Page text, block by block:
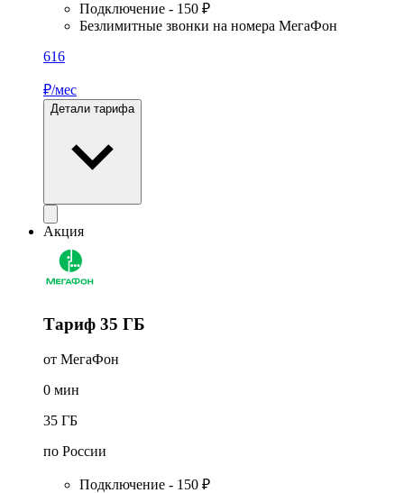
Подключение - 150 ₽
Безлимитные звонки на номера МегаФон
616
₽/мес
Детали тарифа
Акция
Тариф 35 ГБ
от МегаФон
0 мин
35 ГБ
по России
Подключение - 150 ₽